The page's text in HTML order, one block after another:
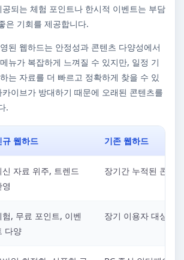
되는 체험 포인트나 한시적 이벤트는 부담
은 기회를 제공합니다.
된 웹하드는 안정성과 콘텐츠 다양성에서
뉴가 복잡하게 느껴질 수 있지만, 일정 기
는 자료를 더 빠르고 정확하게 찾을 수 있
이브가 방대하기 때문에 오래된 콘텐츠를
.
규 웹하드 기존 웹하드
신 자료 위주, 트렌드
영
장기간 누적된 콘텐
험, 무료 포인트, 이벤
다양
장기 이용자 대상 혜